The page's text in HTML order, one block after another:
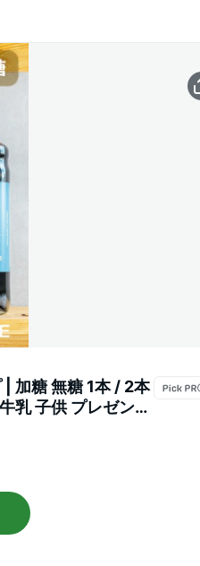
加糖 無糖 1本 / 2本
乳 子供 プレゼント
い okcoffee